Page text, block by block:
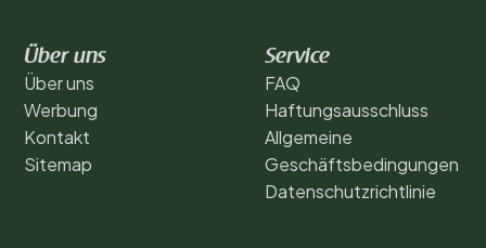
Über uns
Über uns
Werbung
Kontakt
Sitemap
Service
FAQ
Haftungsausschluss
Allgemeine
Geschäftsbedingungen
Datenschutzrichtlinie